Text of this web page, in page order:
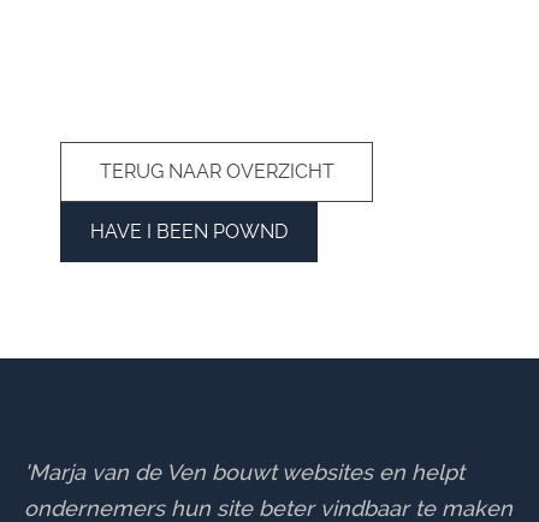
TERUG NAAR OVERZICHT
HAVE I BEEN POWND
'Marja van de Ven bouwt websites en helpt
ondernemers hun site beter vindbaar te maken